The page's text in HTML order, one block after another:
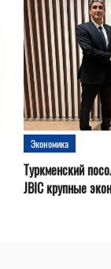
Экономика
Туркменский
JBIC крупные